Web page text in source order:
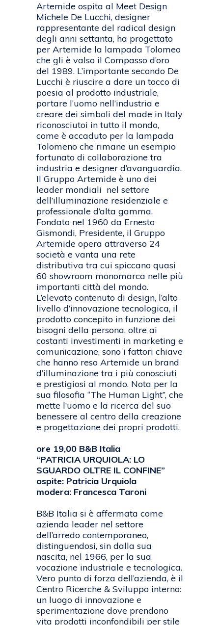
Artemide ospita al Meet Design
Michele De Lucchi, designer
rappresentante del radical design
degli anni settanta, ha progettato
per Artemide la lampada Tolomeo
che gli è valso il Compasso d’oro
del 1989. L’importante secondo De
Lucchi è riuscire a dare un tocco di
poesia al prodotto industriale,
portare l’uomo nell’industria e
creare dei simboli del made in Italy
riconosciutoi in tutto il mondo,
come è accaduto per la lampada
Tolomeno che rimane un esempio
fortunato di collaborazione tra
industria e designer d’avanguardia.
Il Gruppo Artemide è uno dei
leader mondiali nel settore
dell’illuminazione residenziale e
professionale d’alta gamma.
Fondato nel 1960 da Ernesto
Gismondi, Presidente, il Gruppo
Artemide opera attraverso 24
società e vanta una rete
distributiva tra cui spiccano quasi
60 showroom monomarca nelle più
importanti città del mondo.
L’elevato contenuto di design, l’alto
livello d’innovazione tecnologica, il
prodotto concepito in funzione dei
bisogni della persona, oltre ai
costanti investimenti in marketing e
comunicazione, sono i fattori chiave
che hanno reso Artemide un brand
d’illuminazione tra i più conosciuti
e prestigiosi al mondo. Nota per la
sua filosofia “The Human Light”, che
mette l’uomo e la ricerca del suo
benessere al centro della creazione
e progettazione dei propri prodotti.
ore 19,00 B&B Italia
“PATRICIA URQUIOLA: LO
SGUARDO OLTRE IL CONFINE”
ospite: Patricia Urquiola
modera: Francesca Taroni
B&B Italia si è affermata come
azienda leader nel settore
dell’arredo contemporaneo,
distinguendosi, sin dalla sua
nascita, nel 1966, per la sua
vocazione industriale e tecnologica.
Vero punto di forza dell’azienda, è il
Centro Ricerche & Sviluppo interno:
un luogo di innovazione e
sperimentazione dove prendono
vita prodotti inconfondibili per stile